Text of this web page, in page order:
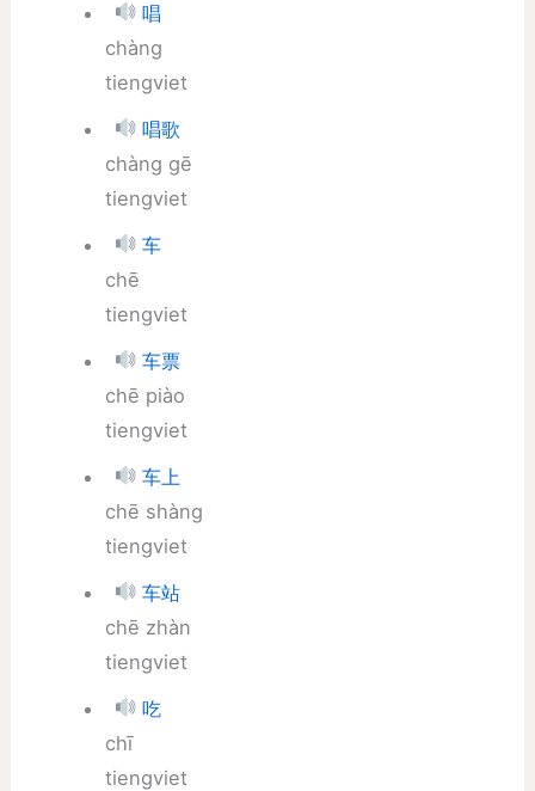
唱
chàng
tiengviet
唱歌
chàng gē
tiengviet
车
chē
tiengviet
车票
chē piào
tiengviet
车上
chē shàng
tiengviet
车站
chē zhàn
tiengviet
吃
chī
tiengviet